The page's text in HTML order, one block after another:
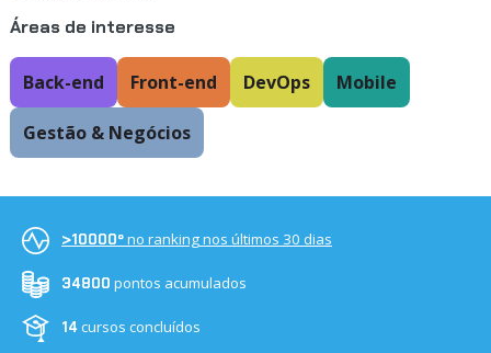
Áreas de interesse
Back-end Front-end DevOps Mobile
Gestão & Negócios
>10000ºno ranking nos últimos 30 dias
34800 pontos acumulados
14cursos concluídos